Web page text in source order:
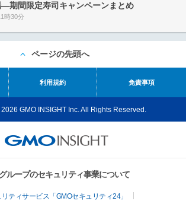
―期間限定寿司キャンペーンまとめ
時30分
ページの先頭へ
利用規約 免責事項
GMO INSIGHT Inc. All Rights Reserved.
ループのセキュリティ事業について
ティサービス「GMOセキュリティ24」